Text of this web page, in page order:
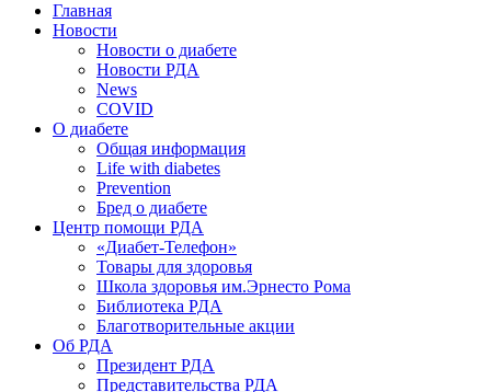
Главная
Новости
Новости о диабете
Новости РДА
News
COVID
О диабете
Общая информация
Life with diabetes
Prevention
Бред о диабете
Центр помощи РДА
«Диабет-Телефон»
Товары для здоровья
Школа здоровья им.Эрнесто Рома
Библиотека РДА
Благотворительные акции
Об РДА
Президент РДА
Представительства РДА